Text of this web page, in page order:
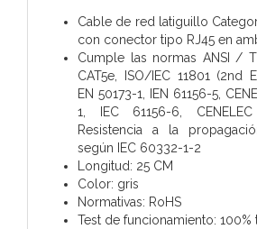
Cable de red latiguillo
con conector tipo RJ45 en
Cumple las normas ANSI /
CAT5e, ISO/IEC 11801 (2nd
EN 50173-1, IEN 61156-5,
1, IEC 61156-6,
Resistencia a la
según IEC 60332-1-2
Longitud: 25 CM
Color: gris
Normativas: RoHS
Test de funcionamiento: 100%